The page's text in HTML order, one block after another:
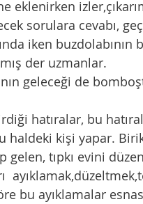
sorulara cevabı,
der uzmanlar.
haldeki kişi yapar.